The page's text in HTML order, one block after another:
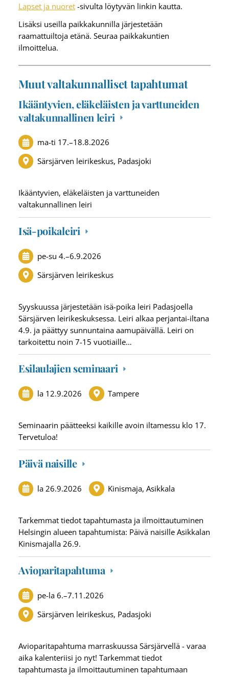
Lapset ja nuoret-sivulta löytyvän linkin kautta.
Lisäksi useilla paikkakunnilla järjestetään
raamattuiltoja etänä. Seuraa paikkakuntien
ilmoittelua.
Muut valtakunnalliset tapahtumat
Ikääntyvien, eläkeläisten ja varttuneiden
valtakunnallinen leiri
ma-ti 17.–18.8.2026
Särsjärven leirikeskus, Padasjoki
Ikääntyvien, eläkeläisten ja varttuneiden
valtakunnallinen leiri
Isä-poikaleiri
pe-su 4.–6.9.2026
Särsjärven leirikeskus
Syyskuussa järjestetään isä-poika leiri Padasjoella
Särsjärven leirikeskuksessa. Leiri alkaa perjantai-iltana
4.9. ja päättyy sunnuntaina aamupäivällä. Leiri on
tarkoitettu noin 7-15 vuotiaille…
Esilaulajien seminaari
la 12.9.2026 Tampere
Seminaarin päätteeksi kaikille avoin iltamessu klo 17.
Tervetuloa!
Päivä naisille
la 26.9.2026 Kinismaja, Asikkala
Tarkemmat tiedot tapahtumasta ja ilmoittautuminen
Helsingin alueen tapahtumista: Päivä naisille Asikkalan
Kinismajalla 26.9.
Avioparitapahtuma
pe-la 6.–7.11.2026
Särsjärven leirikeskus, Padasjoki
Avioparitapahtuma marraskuussa Särsjärvellä - varaa
aika kalenteriisi jo nyt! Tarkemmat tiedot
tapahtumasta ja ilmoittautuminen tapahtumaan